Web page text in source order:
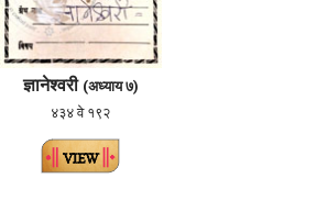
ज्ञानेश्वरी (अध्याय ७)
४३४ वे १९२